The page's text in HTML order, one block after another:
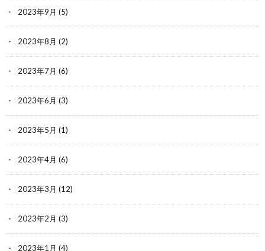
2023年9月 (5)
2023年8月 (2)
2023年7月 (6)
2023年6月 (3)
2023年5月 (1)
2023年4月 (6)
2023年3月 (12)
2023年2月 (3)
2023年1月 (4)